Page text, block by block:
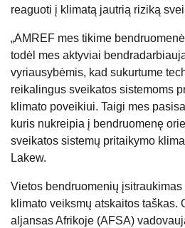
reaguoti į klimatą jautrią riziką
„AMREF mes tikime
todėl mes aktyviai
vyriausybėmis, kad sukurtume
reikalingus sveikatos sistemoms
klimato poveikiui. Taigi mes
kuris nukreipia į bendruomenę
sveikatos sistemų pritaikymo
Lakew.
Vietos bendruomenių
klimato veiksmų atskaitos taškas.
aljansas Afrikoje (AFSA)